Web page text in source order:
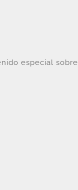
especial sobre